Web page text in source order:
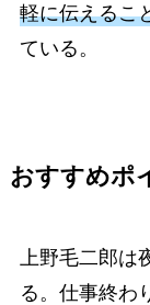
軽に伝えるこ
ている。
おすすめ
上野毛二郎
る。仕事終わ